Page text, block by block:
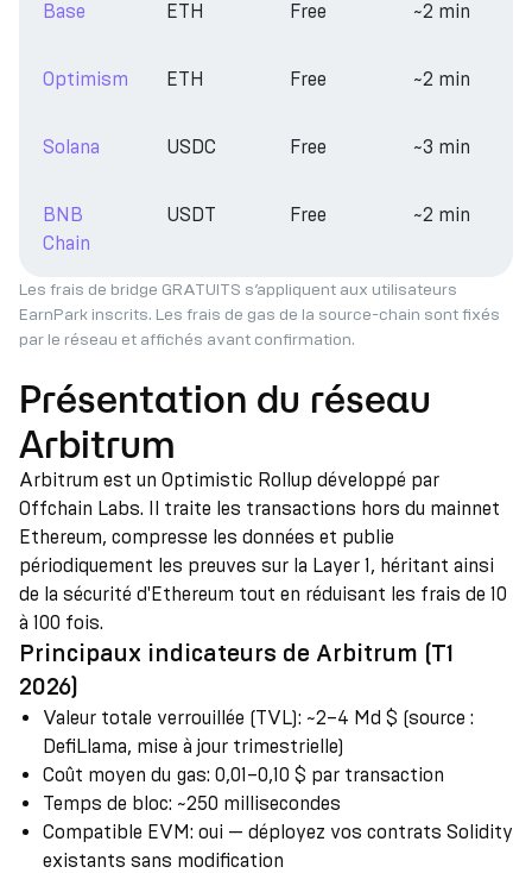
Base ETH Free ~2 min
Optimism ETH Free ~2 min
Solana USDC Free ~3 min
BNB
Chain
USDT Free ~2 min
Les frais de bridge GRATUITS s’appliquent aux utilisateurs
EarnPark inscrits. Les frais de gas de la source-chain sont fixés
par le réseau et affichés avant confirmation.
Présentation du réseau
Arbitrum
Arbitrum est un Optimistic Rollup développé par
Offchain Labs. Il traite les transactions hors du mainnet
Ethereum, compresse les données et publie
périodiquement les preuves sur la Layer 1, héritant ainsi
de la sécurité d'Ethereum tout en réduisant les frais de 10
à 100 fois.
Principaux indicateurs de Arbitrum (T1
2026)
Valeur totale verrouillée (TVL): ~2–4 Md $ (source :
DefiLlama, mise à jour trimestrielle)
Coût moyen du gas: 0,01–0,10 $ par transaction
Temps de bloc: ~250 millisecondes
Compatible EVM: oui — déployez vos contrats Solidity
existants sans modification